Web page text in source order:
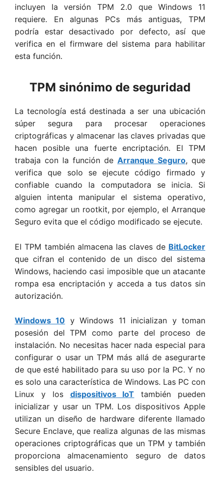
incluyen la versión TPM 2.0 que Windows 11
requiere. En algunas PCs más antiguas, TPM
podría estar desactivado por defecto, así que
verifica en el firmware del sistema para habilitar
esta función.
TPM sinónimo de seguridad
La tecnología está destinada a ser una ubicación
súper segura para procesar operaciones
criptográficas y almacenar las claves privadas que
hacen posible una fuerte encriptación. El TPM
trabaja con la función de Arranque Seguro, que
verifica que solo se ejecute código firmado y
confiable cuando la computadora se inicia. Si
alguien intenta manipular el sistema operativo,
como agregar un rootkit, por ejemplo, el Arranque
Seguro evita que el código modificado se ejecute.
El TPM también almacena las claves de BitLocker
que cifran el contenido de un disco del sistema
Windows, haciendo casi imposible que un atacante
rompa esa encriptación y acceda a tus datos sin
autorización.
Windows 10 y Windows 11 inicializan y toman
posesión del TPM como parte del proceso de
instalación. No necesitas hacer nada especial para
configurar o usar un TPM más allá de asegurarte
de que esté habilitado para su uso por la PC. Y no
es solo una característica de Windows. Las PC con
Linux y los dispositivos IoT también pueden
inicializar y usar un TPM. Los dispositivos Apple
utilizan un diseño de hardware diferente llamado
Secure Enclave, que realiza algunas de las mismas
operaciones criptográficas que un TPM y también
proporciona almacenamiento seguro de datos
sensibles del usuario.